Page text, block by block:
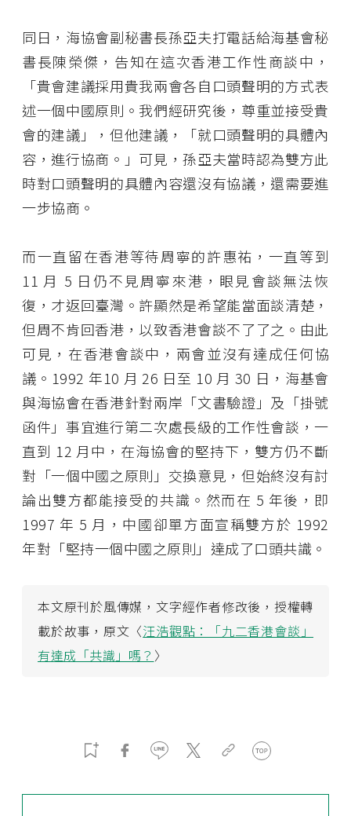
同日，海協會副秘書長孫亞夫打電話給海基會秘
書長陳榮傑，告知在這次香港工作性商談中，
「貴會建議採用貴我兩會各自口頭聲明的方式表
述一個中國原則。我們經研究後，尊重並接受貴
會的建議」，但他建議，「就口頭聲明的具體內
容，進行協商。」可見，孫亞夫當時認為雙方此
時對口頭聲明的具體內容還沒有協議，還需要進
一步協商。
而一直留在香港等待周寧的許惠祐，一直等到
11 月 5 日仍不見周寧來港，眼見會談無法恢
復，才返回臺灣。許顯然是希望能當面談清楚，
但周不肯回香港，以致香港會談不了了之。由此
可見，在香港會談中，兩會並沒有達成任何協
議。1992 年10 月 26 日至 10 月 30 日，海基會
與海協會在香港針對兩岸「文書驗證」及「掛號
函件」事宜進行第二次處長級的工作性會談，一
直到 12 月中，在海協會的堅持下，雙方仍不斷
對「一個中國之原則」交換意見，但始終沒有討
論出雙方都能接受的共識。然而在 5 年後，即
1997 年 5 月，中國卻單方面宣稱雙方於 1992
年對「堅持一個中國之原則」達成了口頭共識。
本文原刊於風傳媒，文字經作者修改後，授權轉
載於故事，原文〈汪浩觀點：「九二香港會談」
有達成「共識」嗎？ 〉